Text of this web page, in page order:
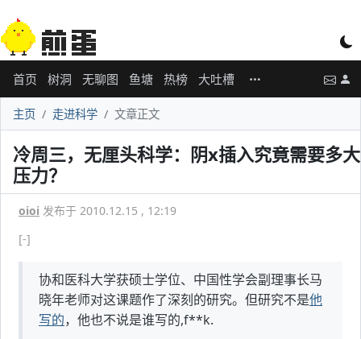
首页 树洞 无聊图 鱼塘 热榜 大吐槽
主页 走进科学 文章正文
冷周三，无厘头科学：阴x插入究竟需要多大
压力？
oioi 发布于 2010.12.15 , 12:19
[-]
协和医科大学获硕士学位、中国性学会副理事长马
晓年老师对这课题作了深刻的研究。但研究不是他
写的，他也不说是谁写的,f**k.